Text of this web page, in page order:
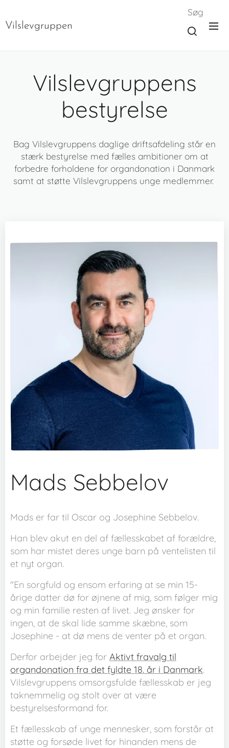
Vilslevgruppen
Søg
Vilslevgruppens
bestyrelse
Bag Vilslevgruppens daglige driftsafdeling står en
stærk bestyrelse med fælles ambitioner om at
forbedre forholdene for organdonation i Danmark
samt at støtte Vilslevgruppens unge medlemmer.
Mads Sebbelov
Mads er far til Oscar og Josephine Sebbelov.
Han blev akut en del af fællesskabet af forældre,
som har mistet deres unge barn på ventelisten til
et nyt organ.
"En sorgfuld og ensom erfaring at se min 15-
årige datter dø for øjnene af mig, som følger mig
og min familie resten af livet. Jeg ønsker for
ingen, at de skal lide samme skæbne, som
Josephine - at dø mens de venter på et organ.
Derfor arbejder jeg for Aktivt fravalg til
organdonation fra det fyldte 18. år i Danmark.
Vilslevgruppens omsorgsfulde fællesskab er jeg
taknemmelig og stolt over at være
bestyrelsesformand for.
Et fællesskab af unge mennesker, som forstår at
støtte og forsøde livet for hinanden mens de